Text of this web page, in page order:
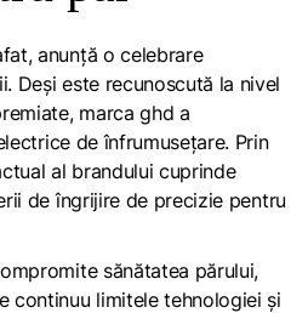
anunță o celebrare
Deși este recunoscută la nivel
marca ghd a
de înfrumusețare. Prin
al brandului cuprinde
de îngrijire de precizie pentru
sănătatea părului,
continuu limitele tehnologiei și